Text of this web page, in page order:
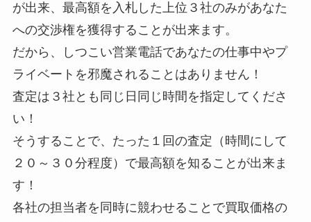
が出来、最高額を入札した上位３社のみがあなた
への交渉権を獲得することが出来ます。
だから、しつこい営業電話であなたの仕事中やプ
ライベートを邪魔されることはありません！
査定は３社とも同じ日同じ時間を指定してくださ
い！
そうすることで、たった１回の査定（時間にして
２０～３０分程度）で最高額を知ることが出来ま
す！
各社の担当者を同時に競わせることで買取価格の